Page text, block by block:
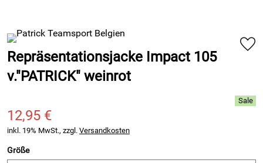
Repräsentationsjacke Impact 105
v."PATRICK" weinrot
12,95 €
inkl. 19% MwSt., zzgl. Versandkosten
Größe